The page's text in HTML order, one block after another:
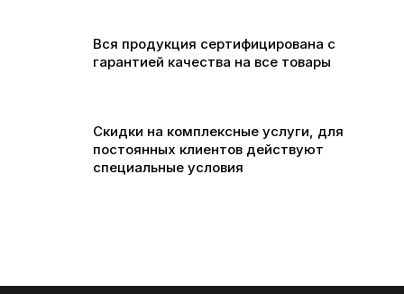
Вся продукция сертифицирована с
гарантией качества на все товары
Скидки на комплексные услуги, для
постоянных клиентов действуют
специальные условия